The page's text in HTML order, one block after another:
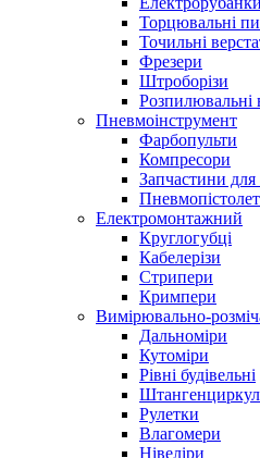
Торцювальні
Точильні
Фрезери
Штроборізи
Розпилювальні
Пневмоінструмент
Фарбопульти
Компресори
Запчастини для
Електромонтажний
Круглогубці
Кабелерізи
Стрипери
Кримпери
Вимірювально-
Дальноміри
Кутоміри
Рівні будівельні
Рулетки
Влагомери
Нівеліри